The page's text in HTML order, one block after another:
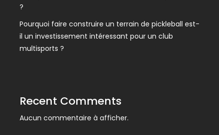
?
Pourquoi faire construire un terrain de pickleball est-
il un investissement intéressant pour un club
multisports ?
Recent Comments
Aucun commentaire à afficher.